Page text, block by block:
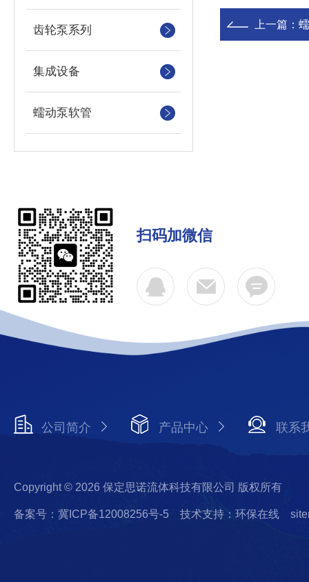
齿轮泵系列
集成设备
蠕动泵软管
上一篇：
扫码加微信
公司简介 产品中心 联系
Copyright © 2026 保定思诺流体科技有限公司 版权所有
备案号：冀ICP备12008256号-5 技术支持：环保在线